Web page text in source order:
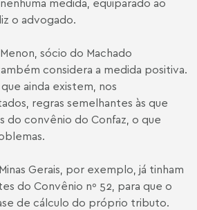
medida, equiparado ao
o advogado.
, sócio do Machado
considera a medida positiva.
ainda existem, nos
regras semelhantes às que
do convênio do Confaz, o que
Gerais, por exemplo, já tinham
do Convênio nº 52, para que o
de cálculo do próprio tributo.